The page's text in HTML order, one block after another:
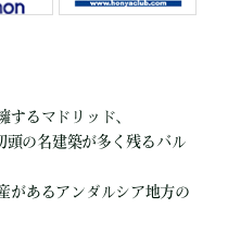
するマドリッド、
頭の名建築が多く残るバル
があるアンダルシア地方の